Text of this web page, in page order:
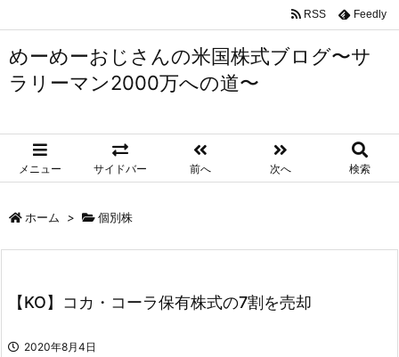
めーめーおじさんの米国株式ブログ〜サ
ラリーマン2000万への道〜
メニュー サイドバー 前へ 次へ 検索
RSS Feedly
ホーム > 個別株
【KO】コカ・コーラ保有株式の7割を売却
2020年8月4日